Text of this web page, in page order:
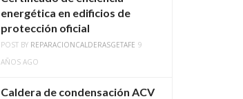
energética en edificios de
protección oficial
POST BY REPARACIONCALDERASGETAFE 9
AÑOS AGO
Caldera de condensación ACV